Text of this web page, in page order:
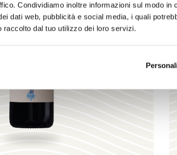
Condividiamo inoltre informazioni sul modo
dati web, pubblicità e social media, i quali
raccolto dal tuo utilizzo dei loro servizi.